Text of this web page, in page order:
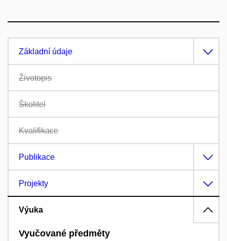
Základní údaje
Životopis
Školitel
Kvalifikace
Publikace
Projekty
Výuka
Vyučované předměty